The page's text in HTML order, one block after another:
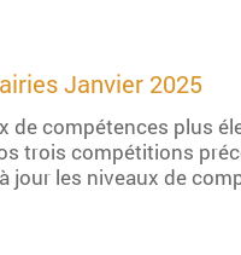
Janvier 2025
de compétences plus
trois compétitions
jour les niveaux de